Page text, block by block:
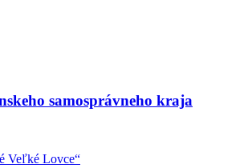
samosprávneho kraja
Veľké Lovce“